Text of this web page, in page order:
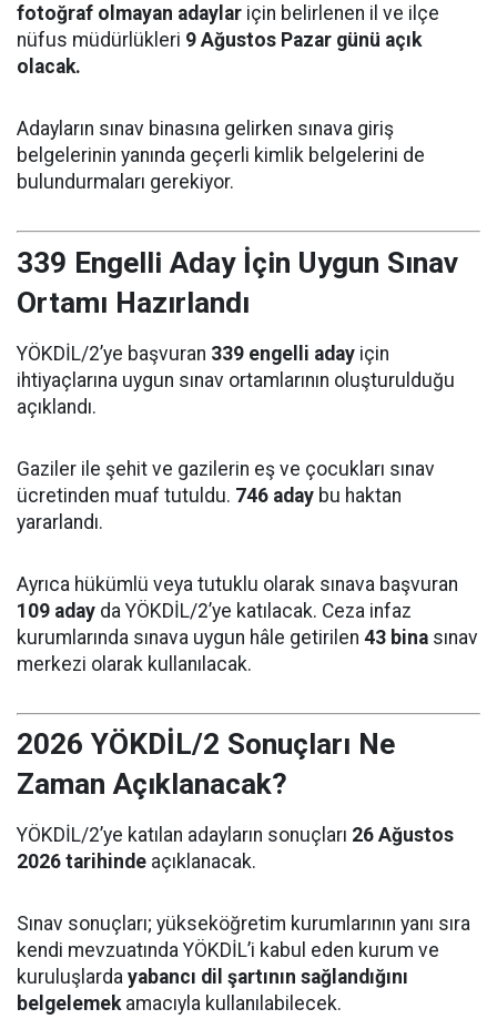
fotoğraf olmayan adaylar için belirlenen il ve ilçe
nüfus müdürlükleri 9 Ağustos Pazar günü açık
olacak.
Adayların sınav binasına gelirken sınava giriş
belgelerinin yanında geçerli kimlik belgelerini de
bulundurmaları gerekiyor.
339 Engelli Aday İçin Uygun Sınav
Ortamı Hazırlandı
YÖKDİL/2’ye başvuran 339 engelli aday için
ihtiyaçlarına uygun sınav ortamlarının oluşturulduğu
açıklandı.
Gaziler ile şehit ve gazilerin eş ve çocukları sınav
ücretinden muaf tutuldu. 746 aday bu haktan
yararlandı.
Ayrıca hükümlü veya tutuklu olarak sınava başvuran
109 aday da YÖKDİL/2’ye katılacak. Ceza infaz
kurumlarında sınava uygun hâle getirilen 43 bina sınav
merkezi olarak kullanılacak.
2026 YÖKDİL/2 Sonuçları Ne
Zaman Açıklanacak?
YÖKDİL/2’ye katılan adayların sonuçları 26 Ağustos
2026 tarihinde açıklanacak.
Sınav sonuçları; yükseköğretim kurumlarının yanı sıra
kendi mevzuatında YÖKDİL’i kabul eden kurum ve
kuruluşlarda yabancı dil şartının sağlandığını
belgelemekamacıyla kullanılabilecek.